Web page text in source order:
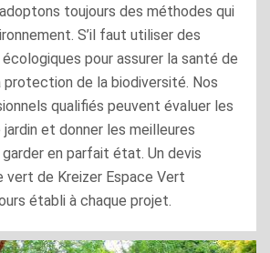
toujours des méthodes qui
S’il faut utiliser des
pour assurer la santé de
de la biodiversité. Nos
qualifiés peuvent évaluer les
et donner les meilleures
en parfait état. Un devis
vert de Kreizer Espace Vert
établi à chaque projet.